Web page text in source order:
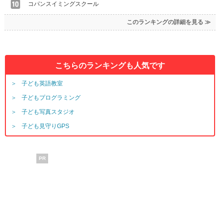
コパンスイミングスクール
このランキングの詳細を見る ≫
こちらのランキングも人気です
子ども英語教室
子どもプログラミング
子ども写真スタジオ
子ども見守りGPS
PR